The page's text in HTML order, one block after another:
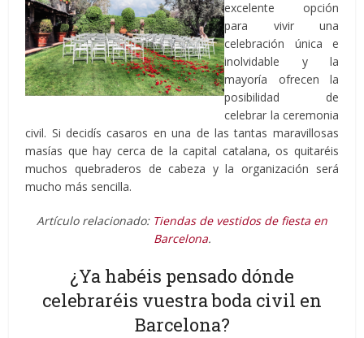
excelente opción
para vivir una
celebración única e
inolvidable y la
mayoría ofrecen la
posibilidad de
celebrar la ceremonia
civil. Si decidís casaros en una de las tantas maravillosas
masías que hay cerca de la capital catalana, os quitaréis
muchos quebraderos de cabeza y la organización será
mucho más sencilla.
Artículo relacionado: Tiendas de vestidos de fiesta en
Barcelona.
¿Ya habéis pensado dónde
celebraréis vuestra boda civil en
Barcelona?